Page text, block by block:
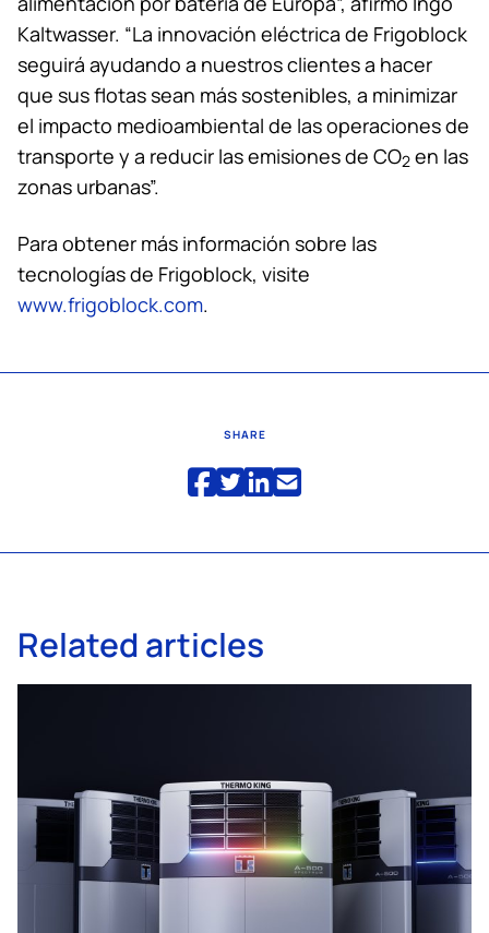
Kaltwasser. “La innovación eléctrica de Frigoblock
seguirá ayudando a nuestros clientes a hacer
que sus flotas sean más sostenibles, a minimizar
el impacto medioambiental de las operaciones de
transporte y a reducir las emisiones de CO2 en las
zonas urbanas”.
Para obtener más información sobre las
tecnologías de Frigoblock, visite
www.frigoblock.com.
SHARE
Related articles